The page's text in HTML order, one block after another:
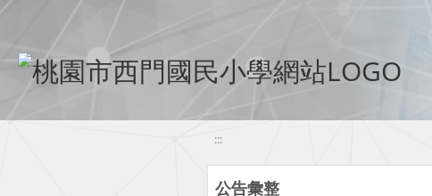
移至網頁之主要內容區位置
:::
公告彙整